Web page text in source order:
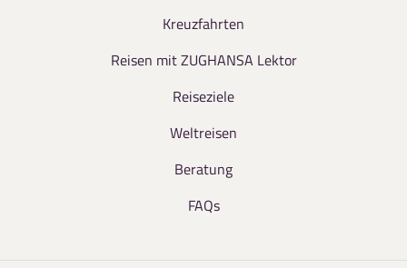
Kreuzfahrten
Reisen mit ZUGHANSA Lektor
Reiseziele
Weltreisen
Beratung
FAQs